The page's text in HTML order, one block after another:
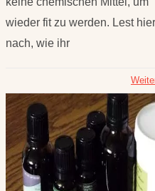
wieder fit zu werden. Lest hier
nach, wie ihr